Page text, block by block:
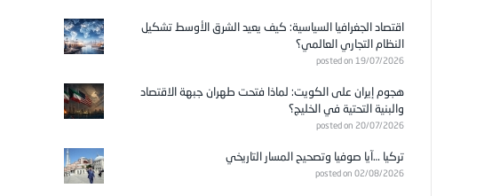
اقتصاد الجغرافيا السياسية: كيف يعيد الشرق الأوسط تشكيل
النظام التجاري العالمي؟
posted on 19/07/2026
هجوم إيران على الكويت: لماذا فتحت طهران جبهة الاقتصاد
والبنية التحتية في الخليج؟
posted on 20/07/2026
تركيا …آيا صوفيا وتصحيح المسار التاريخي
posted on 02/08/2026